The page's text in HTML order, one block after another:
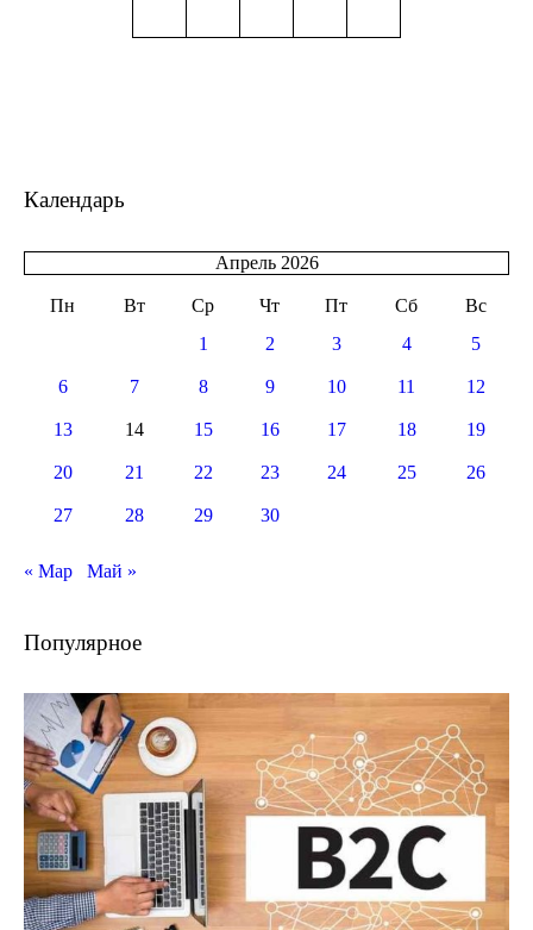
Календарь
Апрель 2026
Пн Вт Ср Чт Пт Сб
Вс
1
2 3 4 5
6 7 8 9 10 11 12
13 14 15 16 17 18 19
20 21 22 23 24 25 26
27 28 29 30
« Мар Май »
Популярное